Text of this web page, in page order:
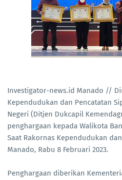
Investigator-news.id Manado //
Kependudukan dan Pencatatan
Negeri (Ditjen Dukcapil
penghargaan kepada Walikota
Saat Rakornas Kependudukan
Manado, Rabu 8 Februari 2023.
Penghargaan diberikan